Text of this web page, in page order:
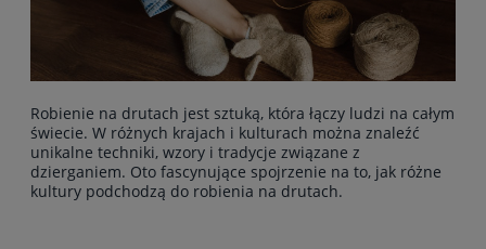
Robienie na drutach jest sztuką, która łączy ludzi na całym
świecie. W różnych krajach i kulturach można znaleźć
unikalne techniki, wzory i tradycje związane z
dzierganiem. Oto fascynujące spojrzenie na to, jak różne
kultury podchodzą do robienia na drutach.